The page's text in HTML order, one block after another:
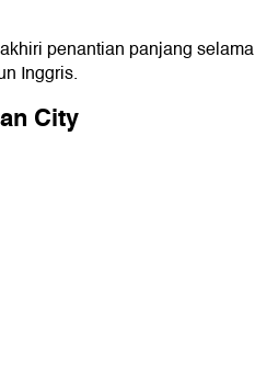
penantian panjang selama
Inggris.
City